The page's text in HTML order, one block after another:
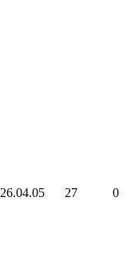
26.04.05 27 0